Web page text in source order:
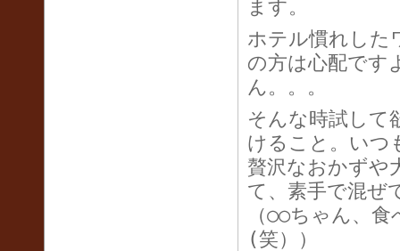
ます。
ホテル慣れした
の方は心配です
ん。。。
そんな時試して
けること。いつ
贅沢なおかずや
て、素手で混ぜ
（○○ちゃん、
(笑））